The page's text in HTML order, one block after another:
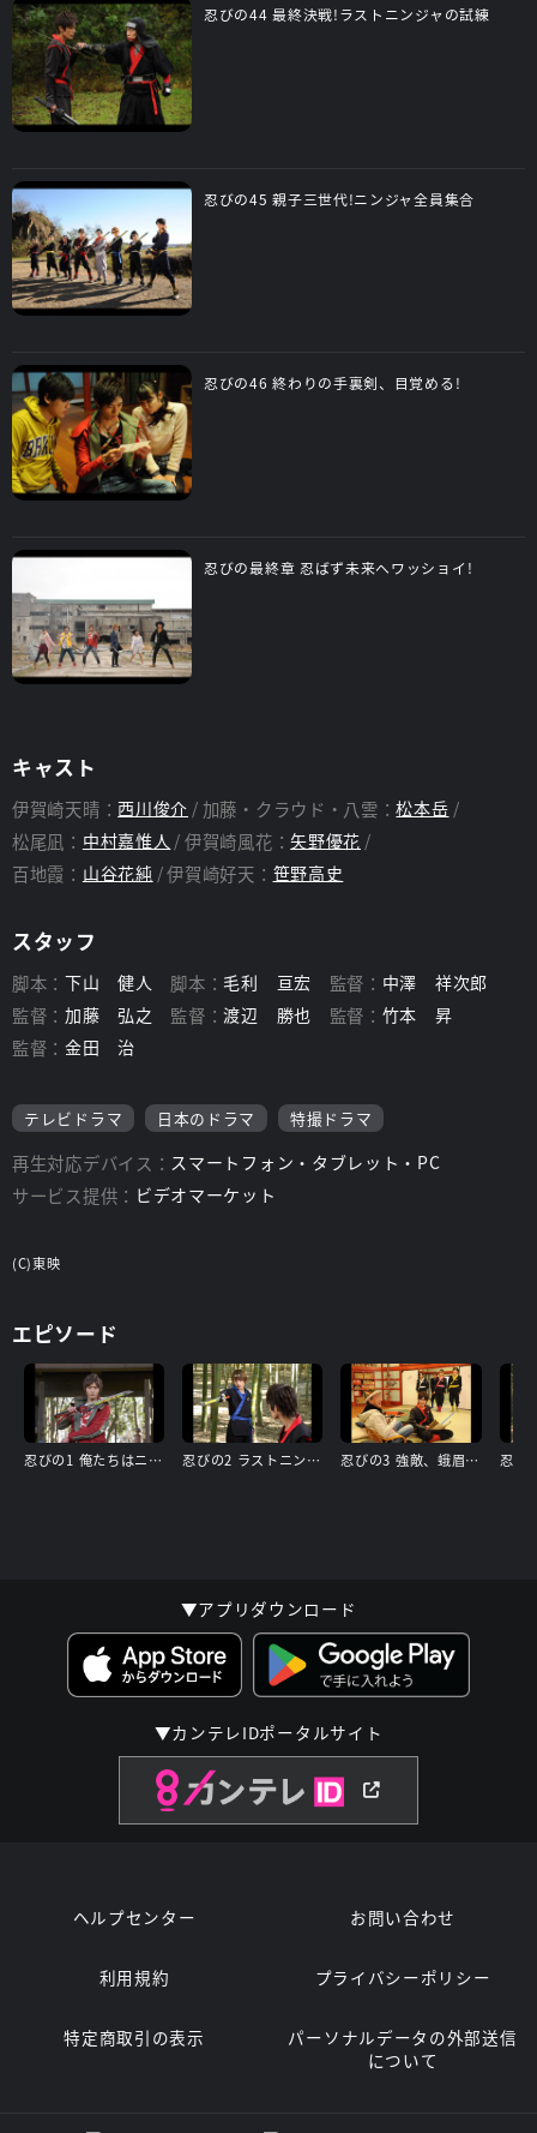
忍びの44 最終決戦!ラストニンジャの試練
忍びの45 親子三世代!ニンジャ全員集合
忍びの46 終わりの手裏剣、目覚める!
忍びの最終章 忍ばず未来へワッショイ!
キャスト
伊賀崎天晴：西川俊介 加藤・クラウド・八雲：松本岳
松尾凪： 中村嘉惟人 伊賀崎風花：矢野優花
百地霞： 山谷花純 伊賀崎好天： 笹野高史
スタッフ
脚本：下山 健人 脚本： 毛利 亘宏 監督： 中澤 祥次郎
監督：加藤 弘之 監督：渡辺 勝也 監督： 竹本 昇
監督：金田 治
テレビドラマ 日本のドラマ 特撮ドラマ
再生対応デバイス： スマートフォン・タブレット・PC
サービス提供： ビデオマーケット
(C)東映
エピソード
忍びの1 俺たちはニンジャだ! 忍びの2 ラストニンジャになる! 忍びの3 強敵、蛾眉あらわる!
▼アプリダウンロード
▼カンテレIDポータルサイト
ヘルプセンター お問い合わせ
利用規約 プライバシーポリシー
特定商取引の表示
パーソナルデータの外部送信
について